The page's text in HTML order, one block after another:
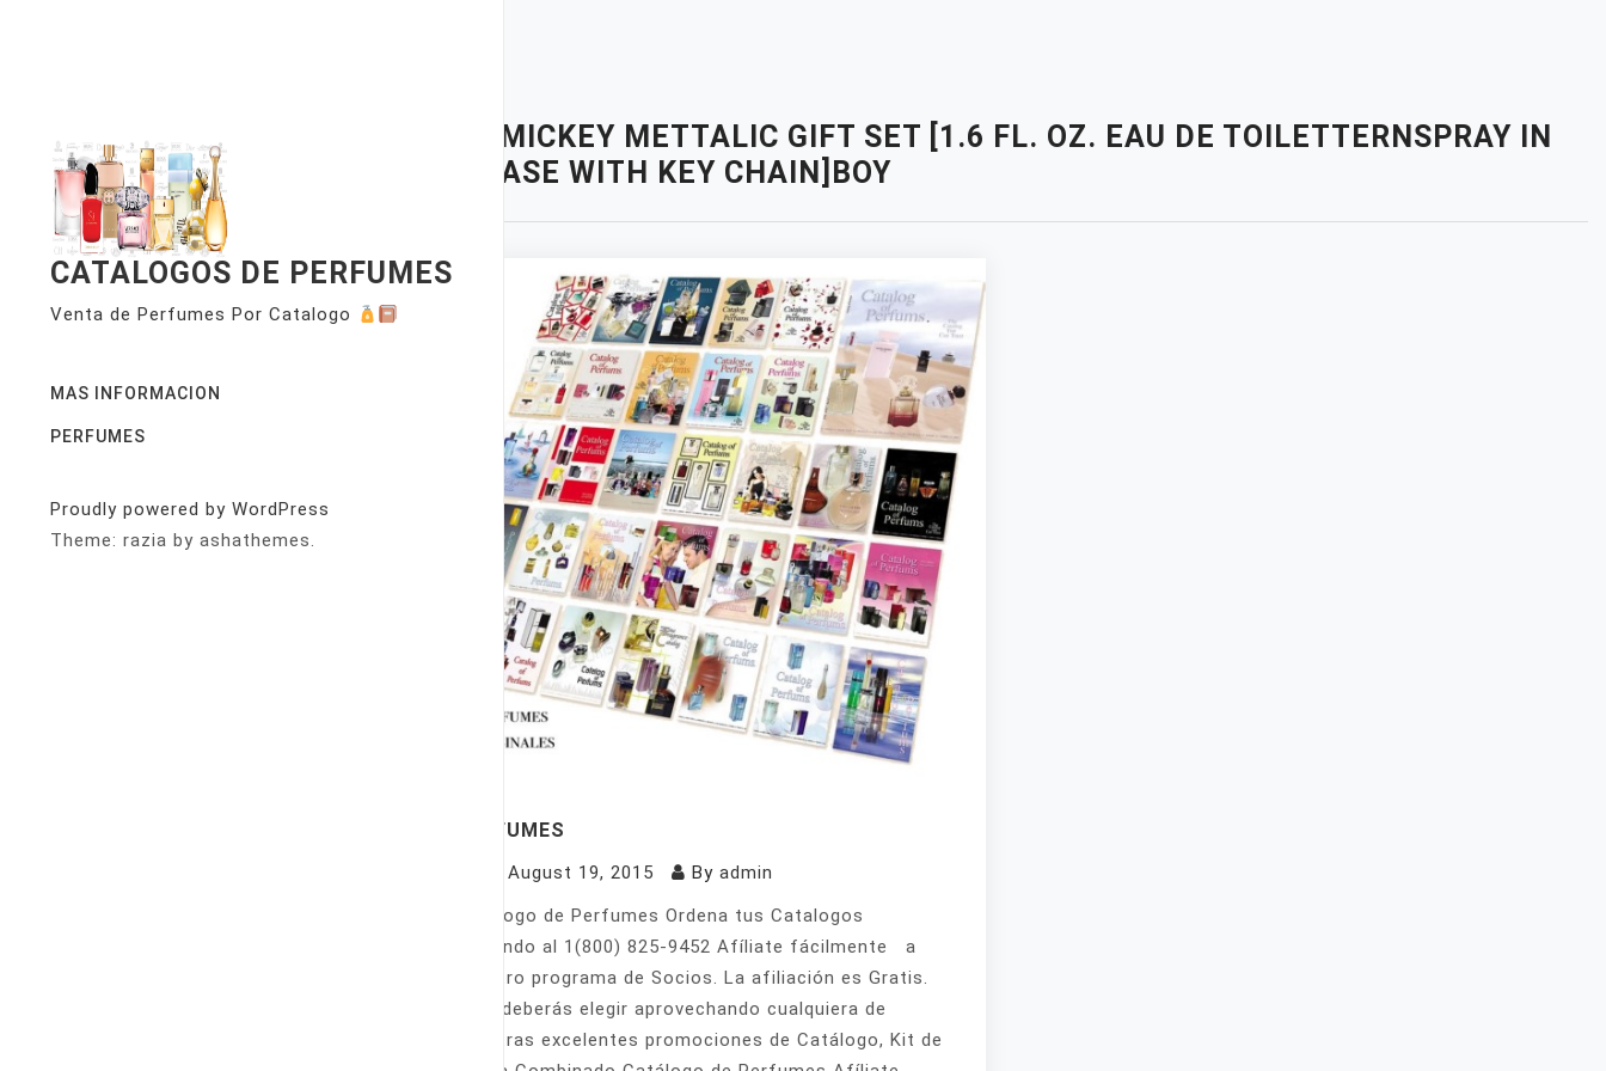
CATALOGOS DE PERFUMES
Venta de Perfumes Por Catalogo
MAS INFORMACION
PERFUMES
Proudly powered by WordPress
Theme: razia by ashathemes.
MICKEY METTALIC GIFT SET [1.6 FL. OZ. EAU DE TOILETTERNSPRAY IN
TIN CASE WITH KEY CHAIN]BOY
PERFUMES
August 19, 2015 By admin
Catálogo de Perfumes Ordena tus Catalogos
llamando al 1(800) 825-9452 Afíliate fácilmente a
nuestro programa de Socios. La afiliación es Gratis.
Sólo deberás elegir aprovechando cualquiera de
nuestras excelentes promociones de Catálogo, Kit de